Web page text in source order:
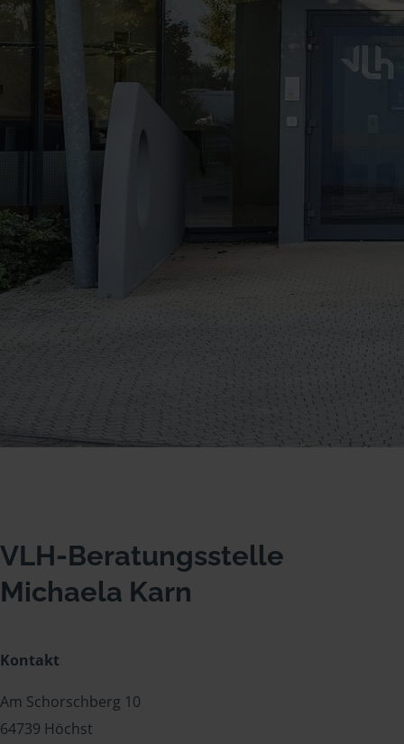
VLH-Beratungsstelle
Michaela Karn
Kontakt
Am Schorschberg 10
64739 Höchst